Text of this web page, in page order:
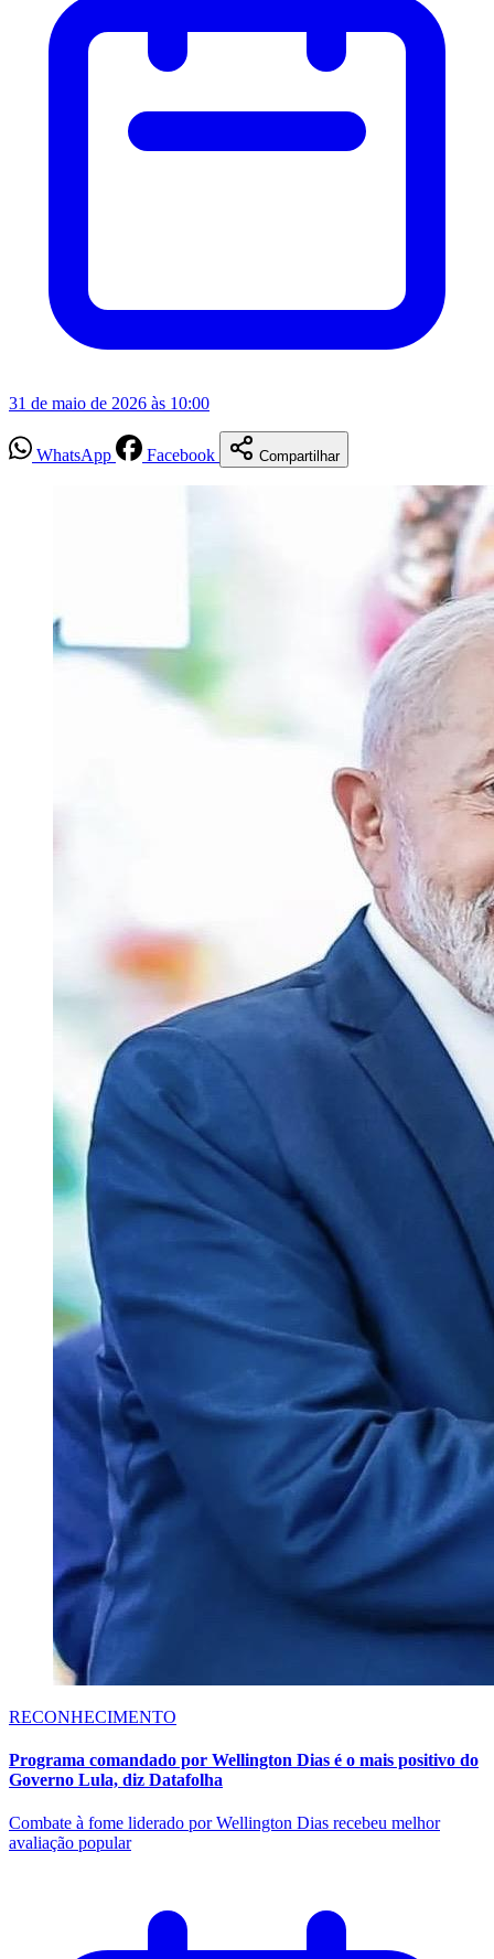
31 de maio de 2026 às 10:00
WhatsApp Facebook Compartilhar
RECONHECIMENTO
Programa comandado por Wellington Dias é o mais positivo do
Governo Lula, diz Datafolha
Combate à fome liderado por Wellington Dias recebeu melhor
avaliação popular